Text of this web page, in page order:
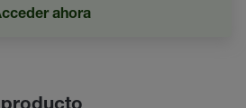
ahora